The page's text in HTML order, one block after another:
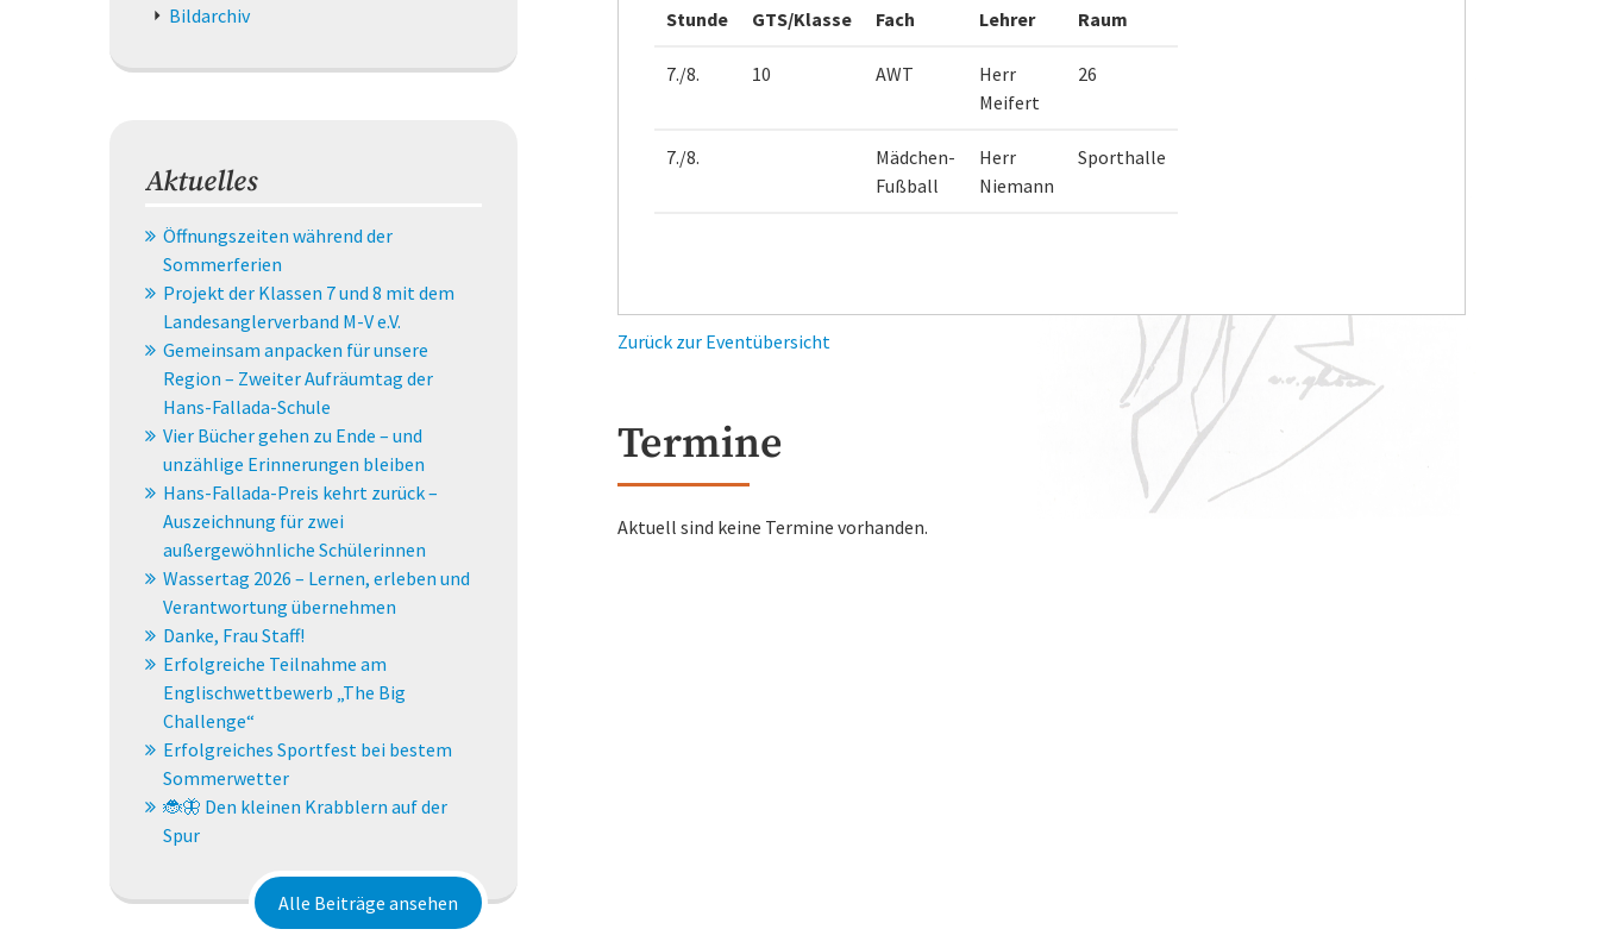
Stunde GTS/Klasse Fach Lehrer Raum
7./8. 10 AWT
Herr
Meifert
26
7./8.
Mädchen-
Fußball
Herr
Niemann
Sporthalle
Zurück zur Eventübersicht
Termine
Aktuell sind keine Termine vorhanden.
Bildarchiv
Aktuelles
Öffnungszeiten während der
Sommerferien
Projekt der Klassen 7 und 8 mit dem
Landesanglerverband M-V e.V.
Gemeinsam anpacken für unsere
Region – Zweiter Aufräumtag der
Hans-Fallada-Schule
Vier Bücher gehen zu Ende – und
unzählige Erinnerungen bleiben
Hans-Fallada-Preis kehrt zurück –
Auszeichnung für zwei
außergewöhnliche Schülerinnen
Wassertag 2026 – Lernen, erleben und
Verantwortung übernehmen
Danke, Frau Staff!
Erfolgreiche Teilnahme am
Englischwettbewerb „The Big
Challenge“
Erfolgreiches Sportfest bei bestem
Sommerwetter
🐞🦋 Den kleinen Krabblern auf der
Spur
Alle Beiträge ansehen